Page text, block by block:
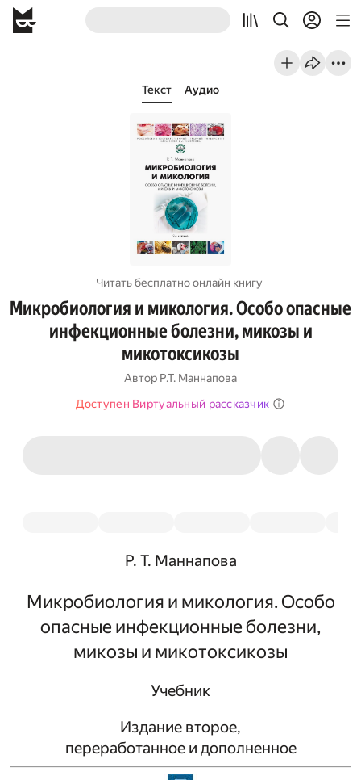
Текст Аудио
Читать бесплатно онлайн книгу
Микробиология и микология. Особо опасные
инфекционные болезни, микозы и
микотоксикозы
Автор Р.Т. Маннапова
Доступен Виртуальный рассказчик
Р. Т. Маннапова
Микробиология и микология. Особо
опасные инфекционные болезни,
микозы и микотоксикозы
Учебник
Издание второе,
переработанное и дополненное